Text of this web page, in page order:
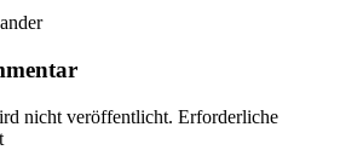
nicht veröffentlicht. Erforderliche